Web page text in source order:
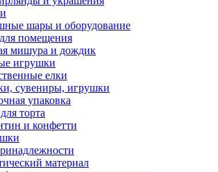
шары и оборудование
помещения
мишура и дождик
игрушки
елки
сувениры, игрушки
упаковка
торта
и конфетти
материал